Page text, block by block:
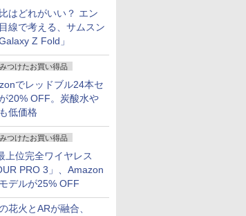
はどれがいい？ エン
線で考える、サムスン
Z Fold」
つけたお買い得品
でレッドブル24本セ
20% OFF。炭酸水や
低価格
つけたお買い得品
上位完全ワイヤレス
PRO 3」、Amazon
デルが25% OFF
花火とARが融合、